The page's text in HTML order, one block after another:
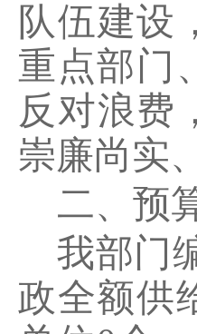
队伍建设
重点部门
反对浪费
崇廉尚实
二、预
我部门
政全额供